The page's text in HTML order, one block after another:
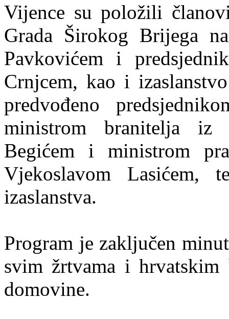
Vijence su položili
Grada Širokog Brijega
Pavkovićem i
Crnjcem, kao i
predvođeno
ministrom branitelja iz
Begićem i ministrom
Vjekoslavom Lasićem,
izaslanstva.
Program je zaključen
svim žrtvama i
domovine.